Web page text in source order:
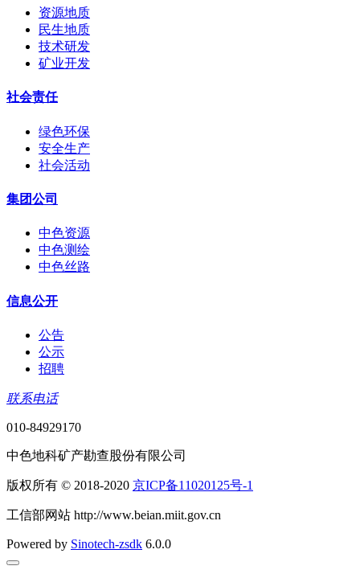
资源地质
民生地质
技术研发
矿业开发
社会责任
绿色环保
安全生产
社会活动
集团公司
中色资源
中色测绘
中色丝路
信息公开
公告
公示
招聘
联系电话
010-84929170
中色地科矿产勘查股份有限公司
版权所有 © 2018-2020 京ICP备11020125号-1
工信部网站 http://www.beian.miit.gov.cn
Powered by Sinotech-zsdk 6.0.0